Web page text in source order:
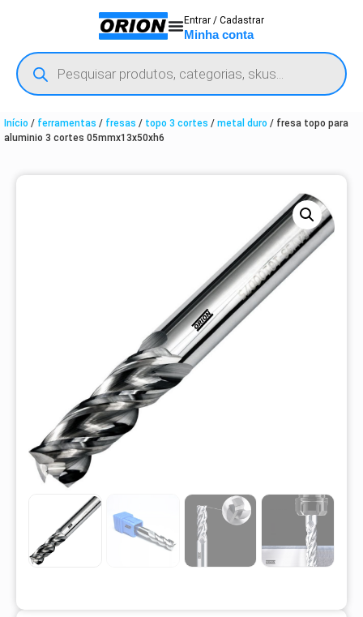
Entrar / Cadastrar
Minha conta
Início / ferramentas / fresas / topo 3 cortes / metal duro / fresa topo para
aluminio 3 cortes 05mmx13x50xh6